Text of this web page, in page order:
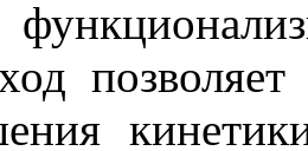
позволяет